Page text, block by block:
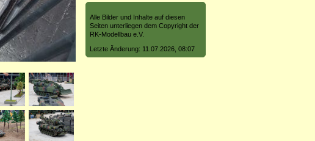
Alle Bilder und Inhalte auf diesen
Seiten unterliegen dem Copyright der
RK-Modellbau e.V.
Letzte Änderung: 11.07.2026, 08:07